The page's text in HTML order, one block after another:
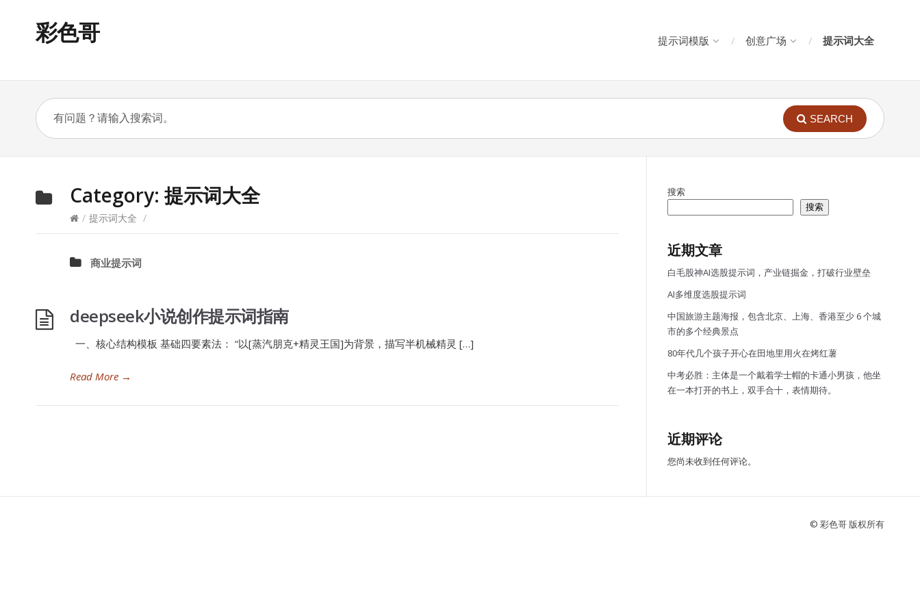
彩色哥 提示词模版 创意广场 提示词大全
SEARCH
Category:提示词大全
/ 提示词大全 /
商业提示词
deepseek小说创作提示词指南
一、核心结构模板‌ 基础四要素法： “以[蒸汽朋克+精灵王国]为背景，描写半机械精灵 […]
Read More →
搜索
搜索
近期文章
白毛股神AI选股提示词，产业链掘金，打破行业壁垒
AI多维度选股提示词
中国旅游主题海报，包含北京、上海、香港至少 6 个城
市的多个经典景点
80年代几个孩子开心在田地里用火在烤红薯
中考必胜：主体是一个戴着学士帽的卡通小男孩，他坐
在一本打开的书上，双手合十，表情期待。
近期评论
您尚未收到任何评论。
© 彩色哥 版权所有